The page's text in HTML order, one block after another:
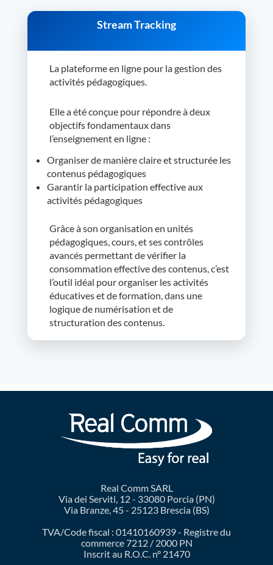
Stream Tracking
La plateforme en ligne pour la gestion des
activités pédagogiques.
Elle a été conçue pour répondre à deux
objectifs fondamentaux dans
l’enseignement en ligne :
Organiser de manière claire et structurée les
contenus pédagogiques
Garantir la participation effective aux
activités pédagogiques
Grâce à son organisation en unités
pédagogiques, cours, et ses contrôles
avancés permettant de vérifier la
consommation effective des contenus, c’est
l’outil idéal pour organiser les activités
éducatives et de formation, dans une
logique de numérisation et de
structuration des contenus.
Real Comm SARL
Via dei Serviti, 12 - 33080 Porcia (PN)
Via Branze, 45 - 25123 Brescia (BS)
TVA/Code fiscal : 01410160939 - Registre du
commerce 7212 / 2000 PN
Inscrit au R.O.C. n° 21470